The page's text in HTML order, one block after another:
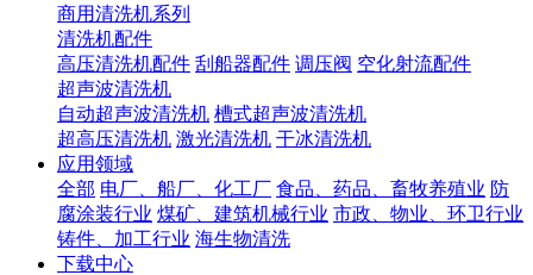
商用清洗机系列
清洗机配件
高压清洗机配件 刮船器配件 调压阀 空化射流配件
超声波清洗机
自动超声波清洗机 槽式超声波清洗机
超高压清洗机 激光清洗机 干冰清洗机
应用领域
全部 电厂、船厂、化工厂 食品、药品、畜牧养殖业 防
腐涂装行业 煤矿、建筑机械行业 市政、物业、环卫行业
铸件、加工行业 海生物清洗
下载中心